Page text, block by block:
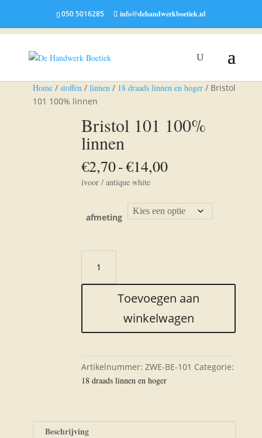
050 5016285 info@dehandwerkboetiek.nl
Home/ stoffen/ linnen/ 18 draads linnen en hoger/ Bristol
101 100% linnen
Bristol 101 100%
linnen
€2,70-€14,00Prijsklasse:
€14,00
ivoor / antique white
afmeting
100%
Toevoegen aan
winkelwagen
Artikelnummer: ZWE-BE-101 Categorie:
18 draads linnen en hoger
Beschrijving